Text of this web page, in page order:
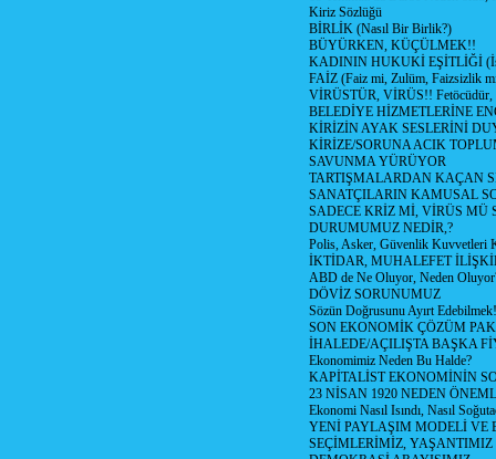
Kiriz Sözlüğü
BİRLİK (Nasıl Bir Birlik?)
BÜYÜRKEN, KÜÇÜLMEK!!
KADININ HUKUKİ EŞİTLİĞİ
FAİZ (Faiz mi, Zulüm, Faizsizlik
VİRÜSTÜR, VİRÜS!! Fetöcüdür,
BELEDİYE HİZMETLERİNE
KİRİZİN AYAK SESLERİNİ
KİRİZE/SORUNA ACIK
SAVUNMA YÜRÜYOR
TARTIŞMALARDAN KAÇAN
SANATÇILARIN KAMUSAL
SADECE KRİZ Mİ, VİRÜS MÜ
DURUMUMUZ NEDİR,?
Polis, Asker, Güvenlik Kuvvetleri
İKTİDAR, MUHALEFET
ABD de Ne Oluyor, Neden
DÖVİZ SORUNUMUZ
Sözün Doğrusunu Ayırt Edebilmek!
SON EKONOMİK ÇÖZÜM
İHALEDE/AÇILIŞTA BAŞKA
Ekonomimiz Neden Bu Halde?
KAPİTALİST EKONOMİNİN
23 NİSAN 1920 NEDEN
Ekonomi Nasıl Isındı, Nasıl
YENİ PAYLAŞIM MODELİ VE
SEÇİMLERİMİZ, YAŞANTIMIZ